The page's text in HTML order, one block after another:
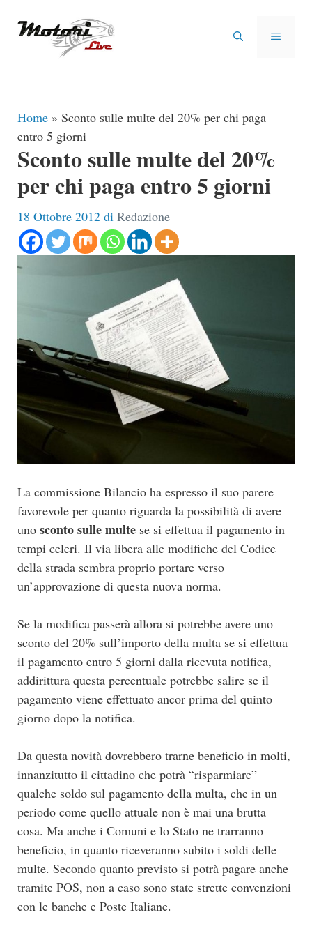
MENU
Home » Sconto sulle multe del 20% per chi paga
entro 5 giorni
Sconto sulle multe del 20%
per chi paga entro 5 giorni
18 Ottobre 2012 di Redazione
La commissione Bilancio ha espresso il suo parere
favorevole per quanto riguarda la possibilità di avere
uno sconto sulle multe se si effettua il pagamento in
tempi celeri. Il via libera alle modifiche del Codice
della strada sembra proprio portare verso
un’approvazione di questa nuova norma.
Se la modifica passerà allora si potrebbe avere uno
sconto del 20% sull’importo della multa se si effettua
il pagamento entro 5 giorni dalla ricevuta notifica,
addirittura questa percentuale potrebbe salire se il
pagamento viene effettuato ancor prima del quinto
giorno dopo la notifica.
Da questa novità dovrebbero trarne beneficio in molti,
innanzitutto il cittadino che potrà “risparmiare”
qualche soldo sul pagamento della multa, che in un
periodo come quello attuale non è mai una brutta
cosa. Ma anche i Comuni e lo Stato ne trarranno
beneficio, in quanto riceveranno subito i soldi delle
multe. Secondo quanto previsto si potrà pagare anche
tramite POS, non a caso sono state strette convenzioni
con le banche e Poste Italiane.